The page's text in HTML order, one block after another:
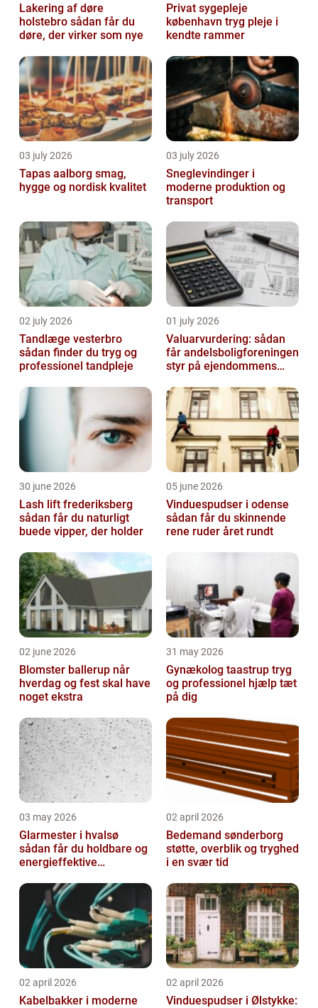
Lakering af døre
holstebro sådan får du
døre, der virker som nye
Privat sygepleje
københavn tryg pleje i
kendte rammer
03 july 2026
Tapas aalborg smag,
hygge og nordisk kvalitet
03 july 2026
Sneglevindinger i
moderne produktion og
transport
02 july 2026
Tandlæge vesterbro
sådan finder du tryg og
professionel tandpleje
01 july 2026
Valuarvurdering: sådan
får andelsboligforeningen
styr på ejendommens
30 june 2026
Lash lift frederiksberg
sådan får du naturligt
buede vipper, der holder
05 june 2026
Vinduespudser i odense
sådan får du skinnende
rene ruder året rundt
02 june 2026
Blomster ballerup når
hverdag og fest skal have
noget ekstra
31 may 2026
Gynækolog taastrup tryg
og professionel hjælp tæt
på dig
03 may 2026
Glarmester i hvalsø
sådan får du holdbare og
energieffektive
02 april 2026
Bedemand sønderborg
støtte, overblik og tryghed
i en svær tid
02 april 2026
Kabelbakker i moderne
02 april 2026
Vinduespudser i Ølstykke: